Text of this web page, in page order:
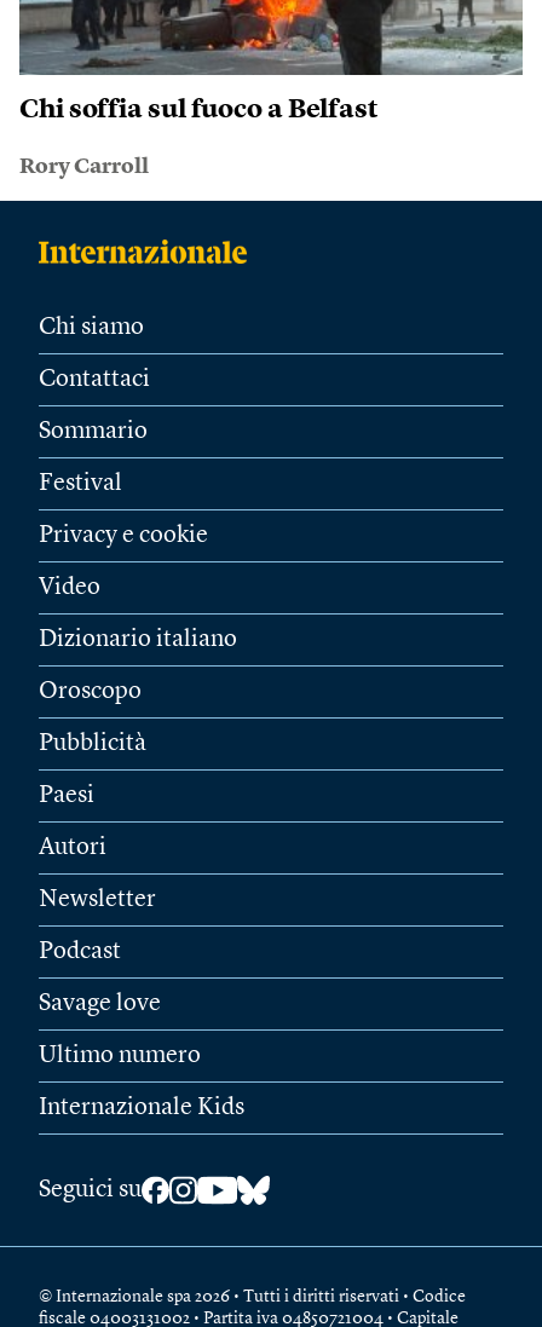
Chi soffia sul fuoco a Belfast
Rory Carroll
Chi siamo
Contattaci
Sommario
Festival
Privacy e cookie
Video
Dizionario italiano
Oroscopo
Pubblicità
Paesi
Autori
Newsletter
Podcast
Savage love
Ultimo numero
Internazionale Kids
Seguici su
© Internazionale spa 2026 • Tutti i diritti riservati • Codice
fiscale 04003131002 • Partita iva 04850721004 • Capitale